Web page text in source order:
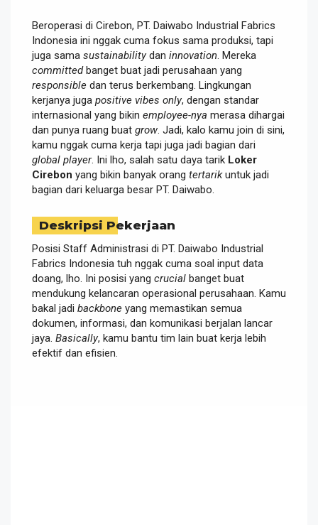
Beroperasi di Cirebon, PT. Daiwabo Industrial Fabrics
Indonesia ini nggak cuma fokus sama produksi, tapi
juga sama sustainabilitydan innovation . Mereka
committedbanget buat jadi perusahaan yang
responsible dan terus berkembang. Lingkungan
kerjanya juga positive vibes only, dengan standar
internasional yang bikin employee-nya merasa dihargai
dan punya ruang buat grow . Jadi, kalo kamu join di sini,
kamu nggak cuma kerja tapi juga jadi bagian dari
global player. Ini lho, salah satu daya tarik Loker
Cirebon yang bikin banyak orang tertarikuntuk jadi
bagian dari keluarga besar PT. Daiwabo.
Deskripsi Pekerjaan
Posisi Staff Administrasi di PT. Daiwabo Industrial
Fabrics Indonesia tuh nggak cuma soal input data
doang, lho. Ini posisi yang crucial banget buat
mendukung kelancaran operasional perusahaan. Kamu
bakal jadi backbone yang memastikan semua
dokumen, informasi, dan komunikasi berjalan lancar
jaya. Basically, kamu bantu tim lain buat kerja lebih
efektif dan efisien.